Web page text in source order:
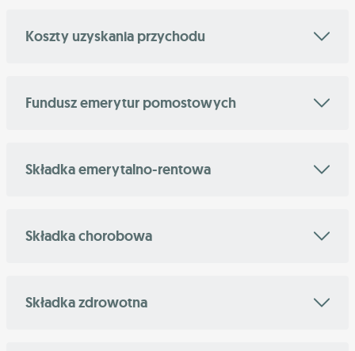
Koszty uzyskania przychodu
Fundusz emerytur pomostowych
Składka emerytalno-rentowa
Składka chorobowa
Składka zdrowotna